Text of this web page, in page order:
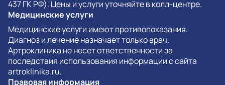
437 ГК РФ). Цены и услуги уточняйте в колл-центре.
Медицинские услуги
Медицинские услуги имеют противопоказания.
Диагноз и лечение назначает только врач.
Артроклиника не несет ответственности за
последствия использования информации с сайта
artroklinika.ru.
Правовая информация